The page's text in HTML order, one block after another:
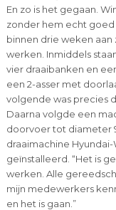
En zo is het gegaan.
zonder hem echt
binnen drie weken aan
werken. Inmiddels
vier draaibanken en
een 2-asser met
volgende was precies
Daarna volgde een
doorvoer tot diameter
draaimachine Hyundai-
geïnstalleerd. “Het is
werken. Alle
mijn medewerkers
en het is gaan.”